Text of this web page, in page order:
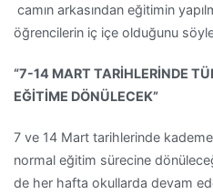
camın arkasından eğitimin
öğrencilerin iç içe olduğunu
“7-14 MART TARİHLERİNDE
EĞİTİME DÖNÜLECEK”
7 ve 14 Mart tarihlerinde
normal eğitim sürecine
de her hafta okullarda devam